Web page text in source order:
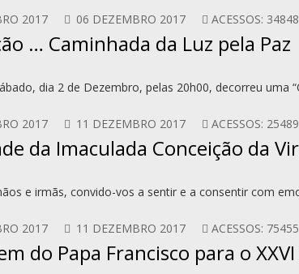
2017
06 DEZEMBRO 2017 ACESSOS: 34848
… Caminhada da Luz pela Paz
dia 2 de Dezembro, pelas 20h00, decorreu uma
2017
11 DEZEMBRO 2017 ACESSOS: 25489
da Imaculada Conceição da
e irmãs, convido-vos a sentir e a consentir com
2017
11 DEZEMBRO 2017 ACESSOS: 75455
do Papa Francisco para o